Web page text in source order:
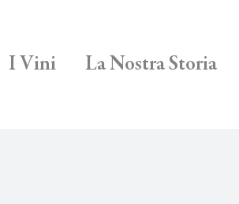
I Vini La Nostra Storia